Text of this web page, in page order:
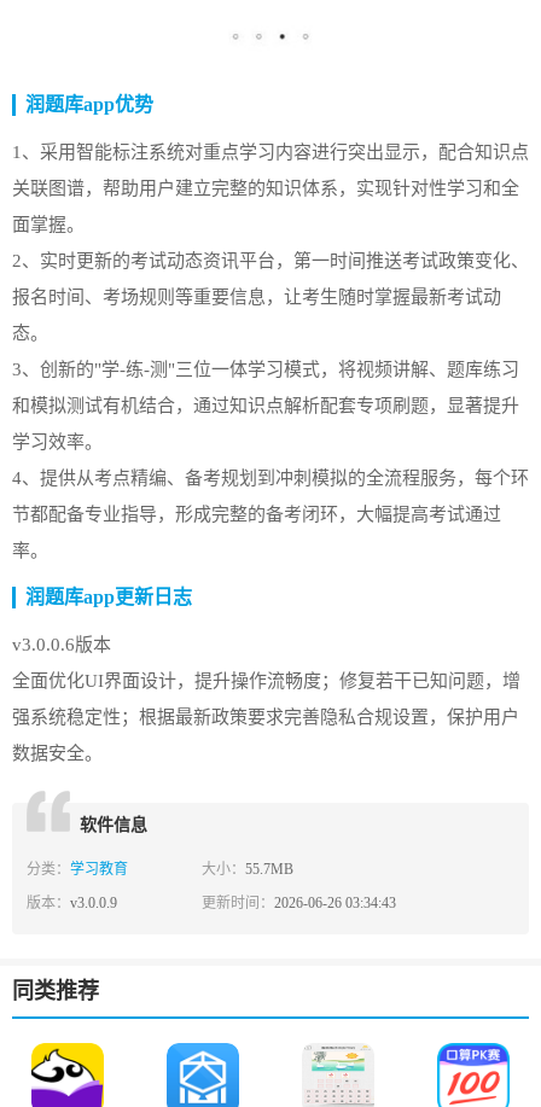
润题库app优势
1、采用智能标注系统对重点学习内容进行突出显示，配合知识点
关联图谱，帮助用户建立完整的知识体系，实现针对性学习和全
面掌握。
2、实时更新的考试动态资讯平台，第一时间推送考试政策变化、
报名时间、考场规则等重要信息，让考生随时掌握最新考试动
态。
3、创新的"学-练-测"三位一体学习模式，将视频讲解、题库练习
和模拟测试有机结合，通过知识点解析配套专项刷题，显著提升
学习效率。
4、提供从考点精编、备考规划到冲刺模拟的全流程服务，每个环
节都配备专业指导，形成完整的备考闭环，大幅提高考试通过
率。
润题库app更新日志
v3.0.0.6版本
全面优化UI界面设计，提升操作流畅度；修复若干已知问题，增
强系统稳定性；根据最新政策要求完善隐私合规设置，保护用户
数据安全。
软件信息
分类： 学习教育 大小：55.7MB
版本： v3.0.0.9 更新时间：2026-06-26 03:34:43
同类推荐